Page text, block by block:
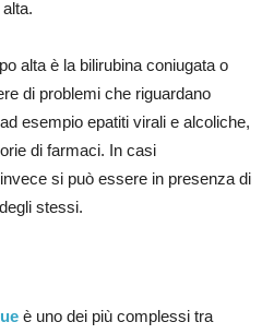
alta è la bilirubina coniugata o
di problemi che riguardano
esempio epatiti virali e alcoliche,
di farmaci. In casi
si può essere in presenza di
stessi.
è uno dei più complessi tra